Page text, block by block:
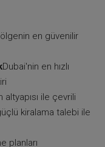
en güvenilir
Dubai'nin en hızlı
ile çevrili
kiralama talebi ile
planları